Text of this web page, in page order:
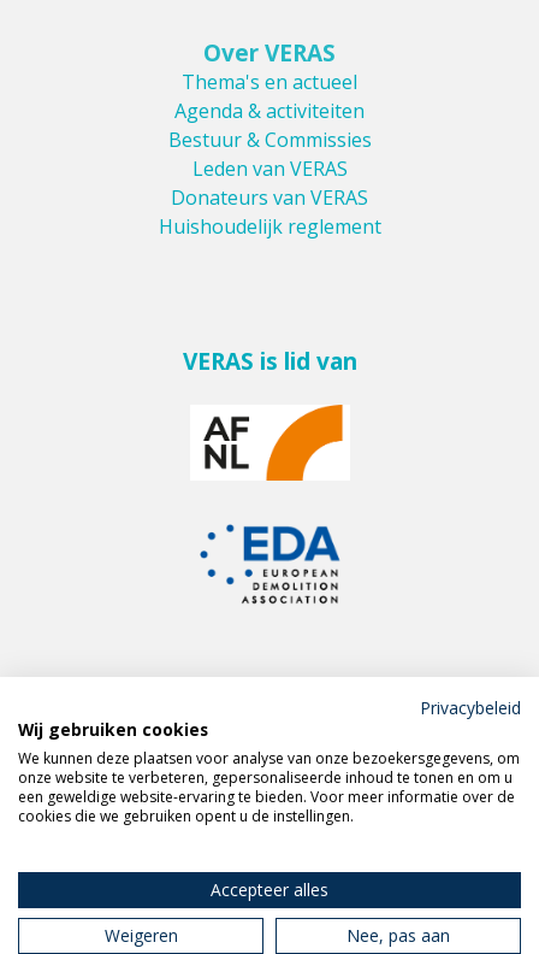
Over VERAS
Thema's en actueel
Agenda & activiteiten
Bestuur & Commissies
Leden van VERAS
Donateurs van VERAS
Huishoudelijk reglement
VERAS is lid van
Meld je aan voor de
VERAS nieuwsbrief
Volg VERAS op
Privacybeleid
Wij gebruiken cookies
We kunnen deze plaatsen voor analyse van onze bezoekersgegevens, om
onze website te verbeteren, gepersonaliseerde inhoud te tonen en om u
een geweldige website-ervaring te bieden. Voor meer informatie over de
cookies die we gebruiken opent u de instellingen.
Accepteer alles
Weigeren
Nee, pas aan